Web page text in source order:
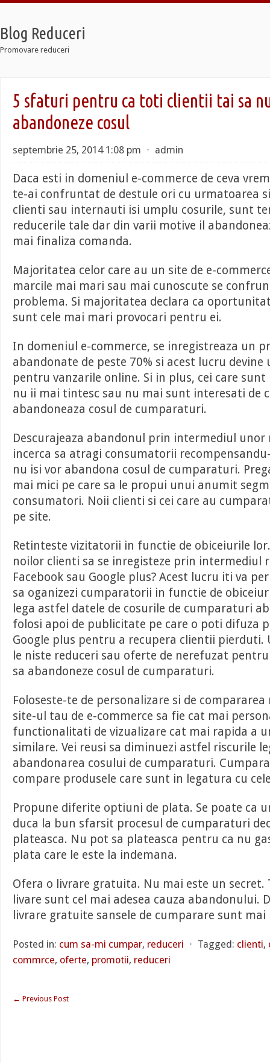
Blog Reduceri
Promovare reduceri
Taxi
7
7
5 sfaturi pentru ca toti clientii tai sa
abandoneze cosul
septembrie 25, 2014 1:08 pm ⋅ admin
Daca esti in domeniul e-commerce de ceva
te-ai confruntat de destule ori cu urmatoarea
clienti sau internauti isi umplu cosurile, sunt
reducerile tale dar din varii motive il
mai finaliza comanda.
Majoritatea celor care au un site de e-
marcile mai mari sau mai cunoscute se
problema. Si majoritatea declara ca
sunt cele mai mari provocari pentru ei.
In domeniul e-commerce, se inregistreaza un
abandonate de peste 70% si acest lucru
pentru vanzarile online. Si in plus, cei care
nu ii mai tintesc sau nu mai sunt interesati de
abandoneaza cosul de cumparaturi.
Descurajeaza abandonul prin intermediul unor
incerca sa atragi consumatorii
nu isi vor abandona cosul de cumparaturi.
mai mici pe care sa le propui unui anumit
consumatori. Noii clienti si cei care au
pe site.
Retinteste vizitatorii in functie de obiceiurile
noilor clienti sa se inregisteze prin intermediul
Facebook sau Google plus? Acest lucru iti va
sa oganizezi cumparatorii in functie de
lega astfel datele de cosurile de cumparaturi
folosi apoi de publicitate pe care o poti difuza
Google plus pentru a recupera clientii pierduti.
le niste reduceri sau oferte de nerefuzat
sa abandoneze cosul de cumparaturi.
Foloseste-te de personalizare si de
site-ul tau de e-commerce sa fie cat mai
functionalitati de vizualizare cat mai rapida a
similare. Vei reusi sa diminuezi astfel riscurile
abandonarea cosului de cumparaturi.
compare produsele care sunt in legatura cu
Propune diferite optiuni de plata. Se poate ca
duca la bun sfarsit procesul de cumparaturi
plateasca. Nu pot sa plateasca pentru ca nu
plata care le este la indemana.
Ofera o livrare gratuita. Nu mai este un secret.
livare sunt cel mai adesea cauza abandonului.
livrare gratuite sansele de cumparare sunt mai
Posted in: cum sa-mi cumpar, reduceri ⋅ Tagged: clienti,
commrce, oferte, promotii, reduceri
← Previous Post